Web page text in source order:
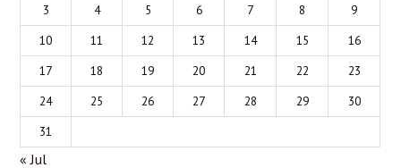
3
4 5 6 7 8
9
10
11 12 13 14 15
16
17
18 19 20 21 22
23
24
25 26 27 28 29
30
31
« Jul